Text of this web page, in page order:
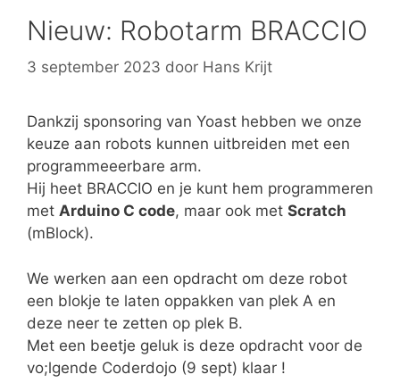
Nieuw: Robotarm BRACCIO
3 september 2023 door Hans Krijt
Dankzij sponsoring van Yoast hebben we onze
keuze aan robots kunnen uitbreiden met een
programmeeerbare arm.
Hij heet BRACCIO en je kunt hem programmeren
met Arduino C code, maar ook met Scratch
(mBlock).
We werken aan een opdracht om deze robot
een blokje te laten oppakken van plek A en
deze neer te zetten op plek B.
Met een beetje geluk is deze opdracht voor de
vo;lgende Coderdojo (9 sept) klaar !